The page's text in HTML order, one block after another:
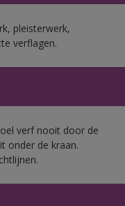
pleisterwerk,
verflagen.
verf nooit door de
onder de kraan.